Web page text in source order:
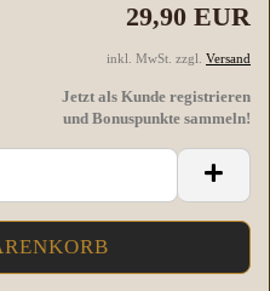
29,90 EUR
inkl. MwSt. zzgl. Versand
Jetzt als Kunde registrieren
und Bonuspunkte sammeln!